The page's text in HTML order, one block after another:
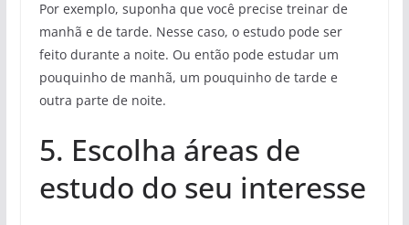
Por exemplo, suponha que você precise treinar de
manhã e de tarde. Nesse caso, o estudo pode ser
feito durante a noite. Ou então pode estudar um
pouquinho de manhã, um pouquinho de tarde e
outra parte de noite.
5. Escolha áreas de
estudo do seu interesse